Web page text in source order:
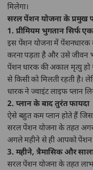
मिलेगा।
सरल पेंशन योजना के प्रमुख
1. प्रीमियम भुगतान सिर्फ
इस पेंशन योजना में पेंशनधारक
करना पड़ता है और उसे जीवन
पेंशन धारक की अकाल मृत्यु हो
से किसी को मिलती रहती है।
धारक ने ज्वाइंट लाइफ प्लान
2. प्लान के बाद तुरंत फायदा
ऐसे बहुत कम प्लान होते हैं
सरल पेंशन योजना के तहत
अगले महीने से ही आपको पेंशन
3. महीने, त्रैमासिक और
सरल पेंशन योजना के तहत